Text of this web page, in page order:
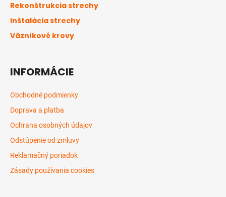
Rekonštrukcia strechy
Inštalácia strechy
Väzníkové krovy
INFORMÁCIE
Obchodné podmienky
Doprava a platba
Ochrana osobných údajov
Odstúpenie od zmluvy
Reklamačný poriadok
Zásady používania cookies